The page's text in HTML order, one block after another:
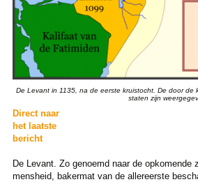
De Levant in 1135, na de eerste kruistocht. De door de
staten zijn
Direct naar
het laatste
bericht
De Levant. Zo genoemd naar de opkomende
mensheid, bakermat van de allereerste